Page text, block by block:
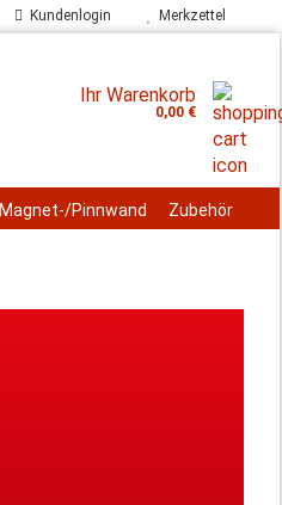
Kundenlogin Merkzettel
Ihr Warenkorb
0,00 €
Magnet-/Pinnwand Zubehör